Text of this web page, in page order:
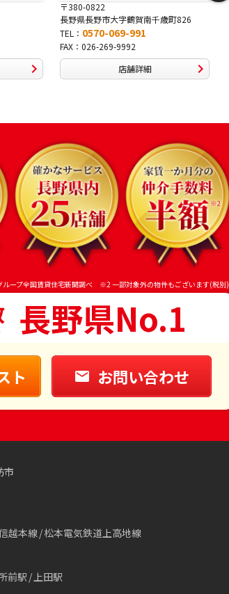
〒380-0822
長野県長野市大字鶴賀南千歳町826
TEL： 0570-069-991
FAX：026-269-9992
店舗詳細
ープ全国賃貸住宅新聞調べ ※2 一部対象外の物件もございます(税別)
長野県No.1
ト お問い合わせ
市
越本線 松本電気鉄道上高地線
前駅 上田駅